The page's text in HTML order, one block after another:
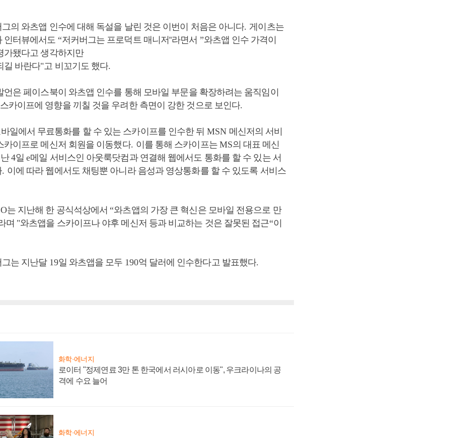
의 와츠앱 인수에 대해 독설을 날린 것은 이번이 처음은 아니다. 게이츠는
인터뷰에서도 “저커버그는 프로덕트 매니저"라면서 ”와츠앱 인수 가격이
가됐다고 생각하지만
길 바란다"고 비꼬기도 했다.
언은 페이스북이 와츠앱 인수를 통해 모바일 부문을 확장하려는 움직임이
카이프에 영향을 끼칠 것을 우려한 측면이 강한 것으로 보인다.
일에서 무료통화를 할 수 있는 스카이프를 인수한 뒤 MSN 메신저의 서비
카이프로 메신저 회원을 이동했다. 이를 통해 스카이프는 MS의 대표 메신
4일e메일 서비스인 아웃룩닷컴과 연결해 웹에서도 통화를 할 수 있는 서
. 이에 따라 웹에서도 채팅뿐 아니라 음성과 영상통화를 할 수 있도록 서비스
는 지난해 한 공식석상에서 “와츠앱의 가장 큰 혁신은 모바일 전용으로 만
며 "와츠앱을 스카이프나 야후 메신저 등과 비교하는 것은 잘못된 접근“이
는 지난달 19일 와츠앱을 모두 190억 달러에 인수한다고 발표했다.
화학·에너지
로이터 "정제연료 3만 톤 한국에서 러시아로 이동", 우크라이나의 공
격에 수요 늘어
화학·에너지